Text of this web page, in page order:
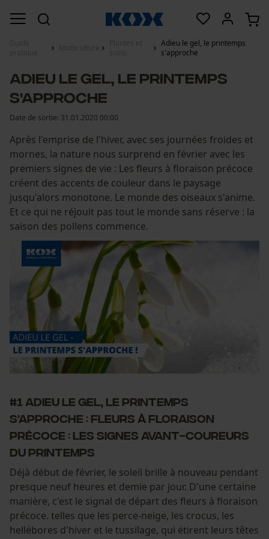
Adieu le gel, le printemps
s'approche
Adieu le gel, le printemps
s'approche
Date de sortie: 31.01.2020 00:00
Après l'emprise de l'hiver, avec ses journées froides et
mornes, la nature nous surprend en février avec les
premiers signes de vie : Les fleurs à floraison précoce
créent des accents de couleur dans le paysage
jusqu'alors monotone. Le monde des oiseaux s'anime.
Et ce qui ne réjouit pas tout le monde sans réserve : la
saison des pollens commence.
#1 Adieu le gel, le printemps
s'approche : Fleurs à floraison
précoce : les signes avant-coureurs
du printemps
Déjà début de février, le soleil brille à nouveau pendant
presque neuf heures et demie par jour. D'une certaine
manière, c'est le signal de départ des fleurs à floraison
précoce. telles que les perce-neige, les crocus, les
hellébores d'hiver et le tussilage, qui étirent leurs têtes